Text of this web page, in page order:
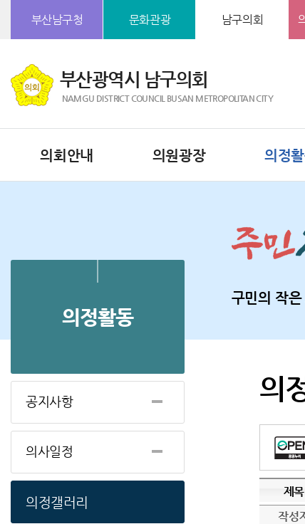
부산남구청
문화관광 남구의회
부산광역시 남구의회
NAMGU DISTRICT COUNCIL BUSAN METROPOLITAN CITY
의회안내 의원광장 의정
구민의 작
의정활동
공지사항
의사일정
의정갤러리
의
제목
작성